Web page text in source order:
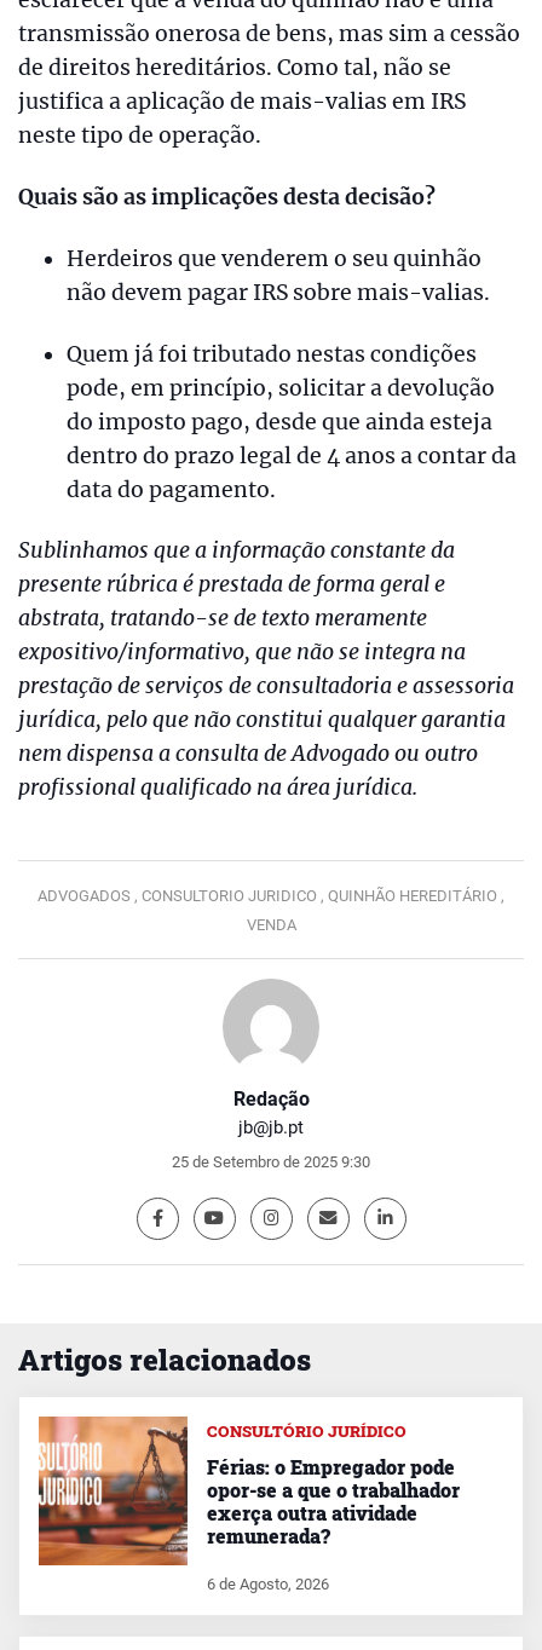
Redação
jb@jb.pt
25 de Setembro de 2025 9:30
transmissão onerosa de bens, mas sim a cessão
de direitos hereditários. Como tal, não se
justifica a aplicação de mais-valias em IRS
neste tipo de operação.
Quais são as implicações desta decisão?
Herdeiros que venderem o seu quinhão
não devem pagar IRS sobre mais-valias.
Quem já foi tributado nestas condições
pode, em princípio, solicitar a devolução
do imposto pago, desde que ainda esteja
dentro do prazo legal de 4 anos a contar da
data do pagamento.
Sublinhamos que a informação constante da
presente rúbrica é prestada de forma geral e
abstrata, tratando-se de texto meramente
expositivo/informativo, que não se integra na
prestação de serviços de consultadoria e assessoria
jurídica, pelo que não constitui qualquer garantia
nem dispensa a consulta de Advogado ou outro
profissional qualificado na área jurídica.
ADVOGADOS , CONSULTORIO JURIDICO , QUINHÃO HEREDITÁRIO ,
VENDA
Artigos relacionados
CONSULTÓRIO JURÍDICO
Férias: o Empregador pode
opor-se a que o trabalhador
exerça outra atividade
remunerada?
6 de Agosto, 2026